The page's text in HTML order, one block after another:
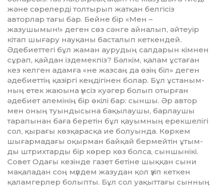
және сөрелерді тол­тырып жатқан белгісіз
авторлар тағы бар. Бейне бір «Мен –
жазушымын!» деген сөз сәнге айналып, әйтеуір
кітап шығару науқаны басталып кеткендей.
Әдебиеттегі бұл жаман аурудың салдарын кімнен
сұрап, қайдан іздемекпіз? Бәлкім, қалам ұстаған
кез келген адамға «не жазсаң да өзің біл» деген
әдебиеттің қазіргі кеңдігінен болар. Бұл ұстаным­
ның етек жаюына үнсіз куәгер бо­лып отырған
әдебиет әлемінің бір өкілі бар: сыншы. Әр автор
мен оның туындысына бақылау­шы, барлаушы
тарапынан баға беретін бұл қауымның ерекшелігі
сол, қырағы көзқарасқа ие болуында. Көркем
шығармадағы оқыр­ман байқай бермейтін ұтым­
ды штрихтарды бір көрер көз болса, сыншынікі.
Совет Одағы кезінде газет бе­тіне шыққан сыни
мақаладан соң мүлдем жазудан қол үзіп кет­кен
қаламгерлер болыпты. Бұл сол уақыттағы сынның